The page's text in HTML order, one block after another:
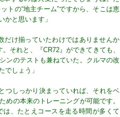
トの“地主チーム”ですから、そこは恵
かと思います」
だけ揃っていたわけではありませんか
それと、『CR72』ができてきても、
ンのテストも兼ねていた。クルマの改
でしょう」
つしっかり決まっていれば、それをベ
めの本来のトレーニングが可能です。
、たとえコースを走る時間が多くて